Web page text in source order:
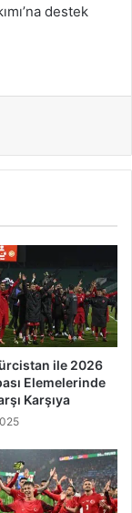
destek
ile 2026
Elemelerinde
Karşıya